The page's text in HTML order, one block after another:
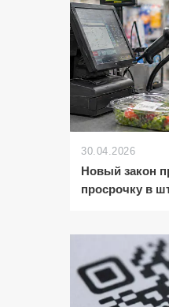
30.04.2026
Новый закон
просрочку в